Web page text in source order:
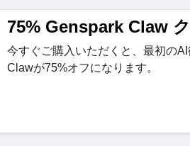
75% Genspark Claw
今すぐご購入いただくと、最初の
Clawが75%オフになります。